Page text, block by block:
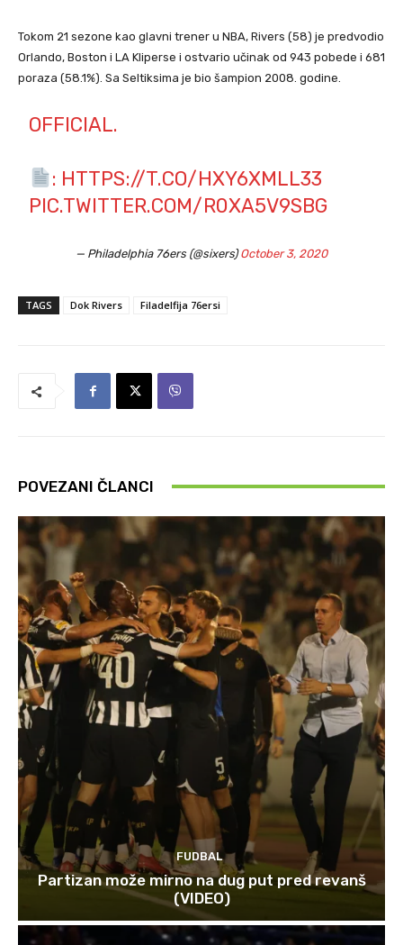
Tokom 21 sezone kao glavni trener u NBA, Rivers (58) je predvodio
Orlando, Boston i LA Kliperse i ostvario učinak od 943 pobede i 681
poraza (58.1%). Sa Seltiksima je bio šampion 2008. godine.
OFFICIAL.
: HTTPS://T.CO/HXY6XMLL33
PIC.TWITTER.COM/R0XA5V9SBG
— Philadelphia 76ers (@sixers)October 3, 2020
TAGS Dok Rivers Filadelfija 76ersi
POVEZANI ČLANCI
FUDBAL
Partizan može mirno na dug put pred revanš
(VIDEO)